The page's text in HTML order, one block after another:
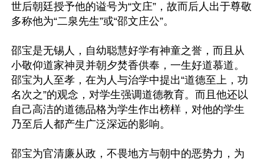
世后朝廷授予他的谥号为“文庄”，故而后人出于尊敬
多称他为“二泉先生”或“邵文庄公”。
邵宝是无锡人，自幼聪慧好学有神童之誉，而且从
小敬仰道家神灵并朝夕焚香供奉，一生好道慕道。
邵宝为人至孝，在为人与治学中提出“道德至上，功
名次之”的观念，对学生强调道德教育。而且他还以
自己高洁的道德品格为学生作出榜样，对他的学生
乃至后人都产生广泛深远的影响。
邵宝为官清廉从政，不畏地方与朝中的恶势力，为